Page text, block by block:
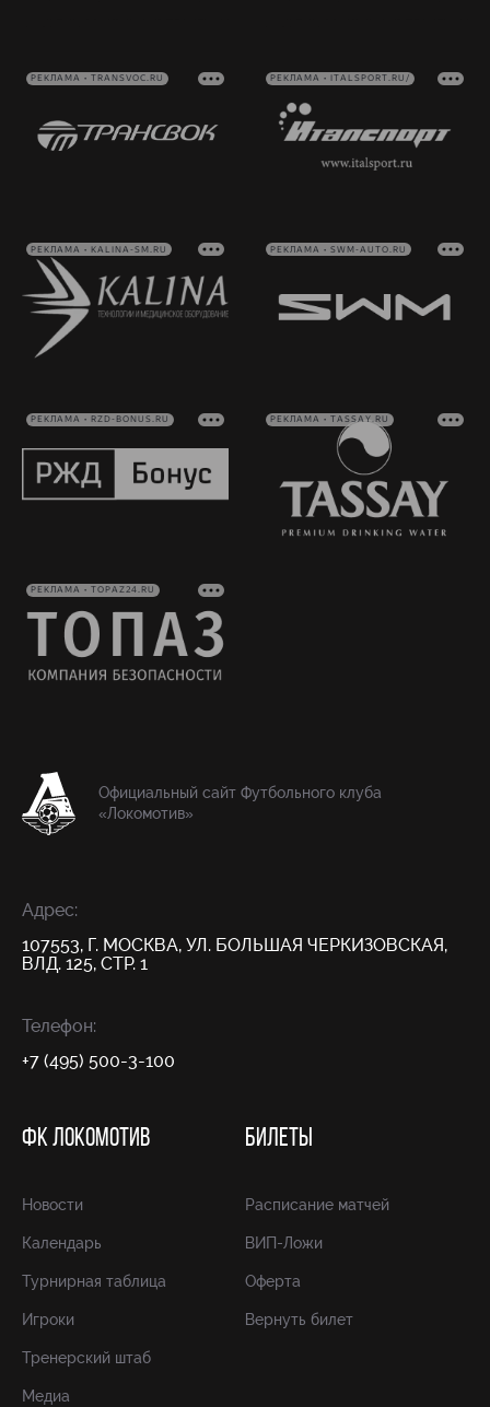
РЕКЛАМА • TRANSVOC.RU РЕКЛАМА • ITALSPORT.RU/
РЕКЛАМА • KALINA-SM.RU РЕКЛАМА • SWM-AUTO.RU
РЕКЛАМА • RZD-BONUS.RU РЕКЛАМА • TASSAY.RU
РЕКЛАМА • TOPAZ24.RU
Официальный сайт Футбольного клуба
«Локомотив»
Адрес:
107553, Г. МОСКВА, УЛ. БОЛЬШАЯ ЧЕРКИЗОВСКАЯ,
ВЛД. 125, СТР. 1
Телефон:
+7 (495) 500-3-100
ФК ЛОКОМОТИВ
Новости
Календарь
Турнирная таблица
Игроки
Тренерский штаб
Медиа
БИЛЕТЫ
Расписание матчей
ВИП-Ложи
Оферта
Вернуть билет